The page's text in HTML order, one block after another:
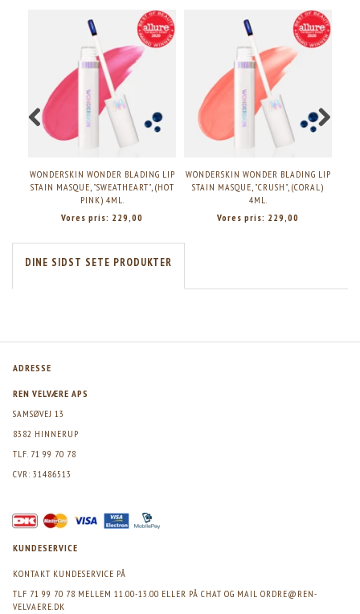
WONDERSKIN WONDER BLADING LIP
STAIN MASQUE, "SWEATHEART", (HOT
PINK) 4ML.
Vores pris: 229,00
WONDERSKIN WONDER BLADING LIP
STAIN MASQUE, "CRUSH", (CORAL)
4ML.
Vores pris: 229,00
DINE SIDST SETE PRODUKTER
ADRESSE
REN VELVÆRE APS
SAMSØVEJ 13
8382 HINNERUP
TLF. 71 99 70 78
CVR: 31486513
KUNDESERVICE
KONTAKT KUNDESERVICE PÅ
TLF 71 99 70 78 MELLEM 11.00-13.00 ELLER PÅ CHAT OG MAIL ORDRE@REN-
VELVAERE.DK